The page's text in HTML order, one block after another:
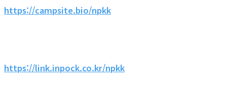
https://campsite.bio/npkk
https://link.inpock.co.kr/npkk